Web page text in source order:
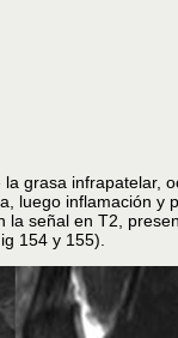
grasa infrapatelar,
luego inflamación y
la señal en T2,
154 y 155).